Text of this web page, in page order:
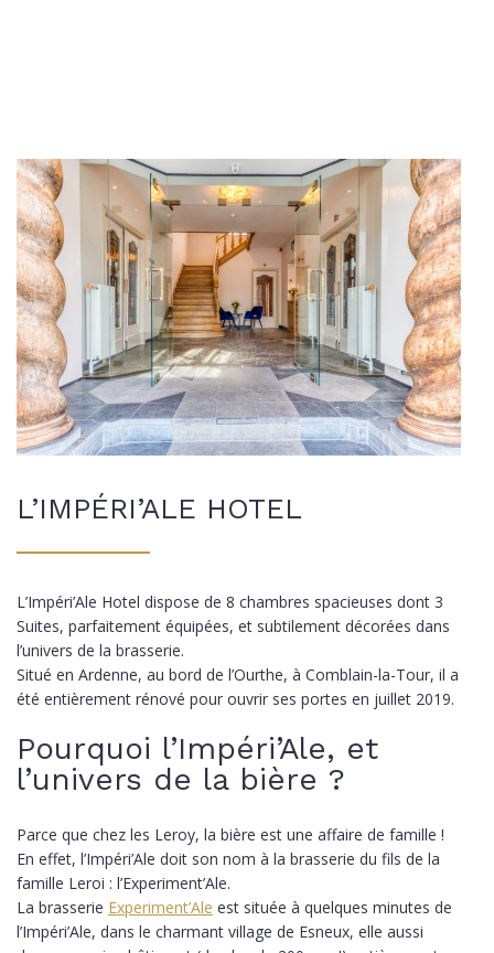
L’IMPÉRI’ALE HOTEL
L’Impéri’Ale Hotel dispose de 8 chambres spacieuses dont 3
Suites, parfaitement équipées, et subtilement décorées dans
l’univers de la brasserie.
Situé en Ardenne, au bord de l’Ourthe, à Comblain-la-Tour, il a
été entièrement rénové pour ouvrir ses portes en juillet 2019.
Pourquoi l’Impéri’Ale, et
l’univers de la bière ?
Parce que chez les Leroy, la bière est une affaire de famille !
En effet, l’Impéri’Ale doit son nom à la brasserie du fils de la
famille Leroi : l’Experiment’Ale.
La brasserie Experiment’Ale est située à quelques minutes de
l’Impéri’Ale, dans le charmant village de Esneux, elle aussi